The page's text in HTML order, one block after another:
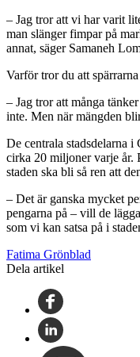
– Jag tror att vi har varit
man slänger fimpar på
annat, säger Samaneh
Varför tror du att
– Jag tror att många
inte. Men när mängden
De centrala stadsdelarna i
cirka 20 miljoner varje år.
staden ska bli så ren att
– Det är ganska mycket
pengarna på – vill de
som vi kan satsa på i
Fatima Grönblad
Dela artikel